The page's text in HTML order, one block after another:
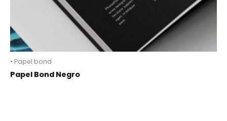
• Papel bond
Papel Bond Negro